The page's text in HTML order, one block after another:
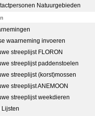
Natuurgebieden
waarneming invoeren
streeplijst FLORON
streeplijst paddenstoelen
streeplijst (korst)mossen
streeplijst ANEMOON
streeplijst weekdieren
Lijsten